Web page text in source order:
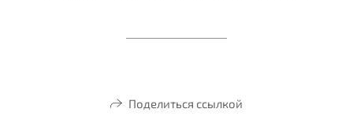
Поделиться ссылкой